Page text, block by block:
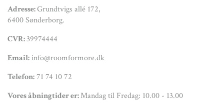
Adresse:Grundtvigs allé 172,
6400 Sønderborg.
CVR:39974444
Email:info@roomformore.dk
Telefon:71 74 10 72
Vores åbningtider er:Mandag til Fredag: 10.00 - 13.00